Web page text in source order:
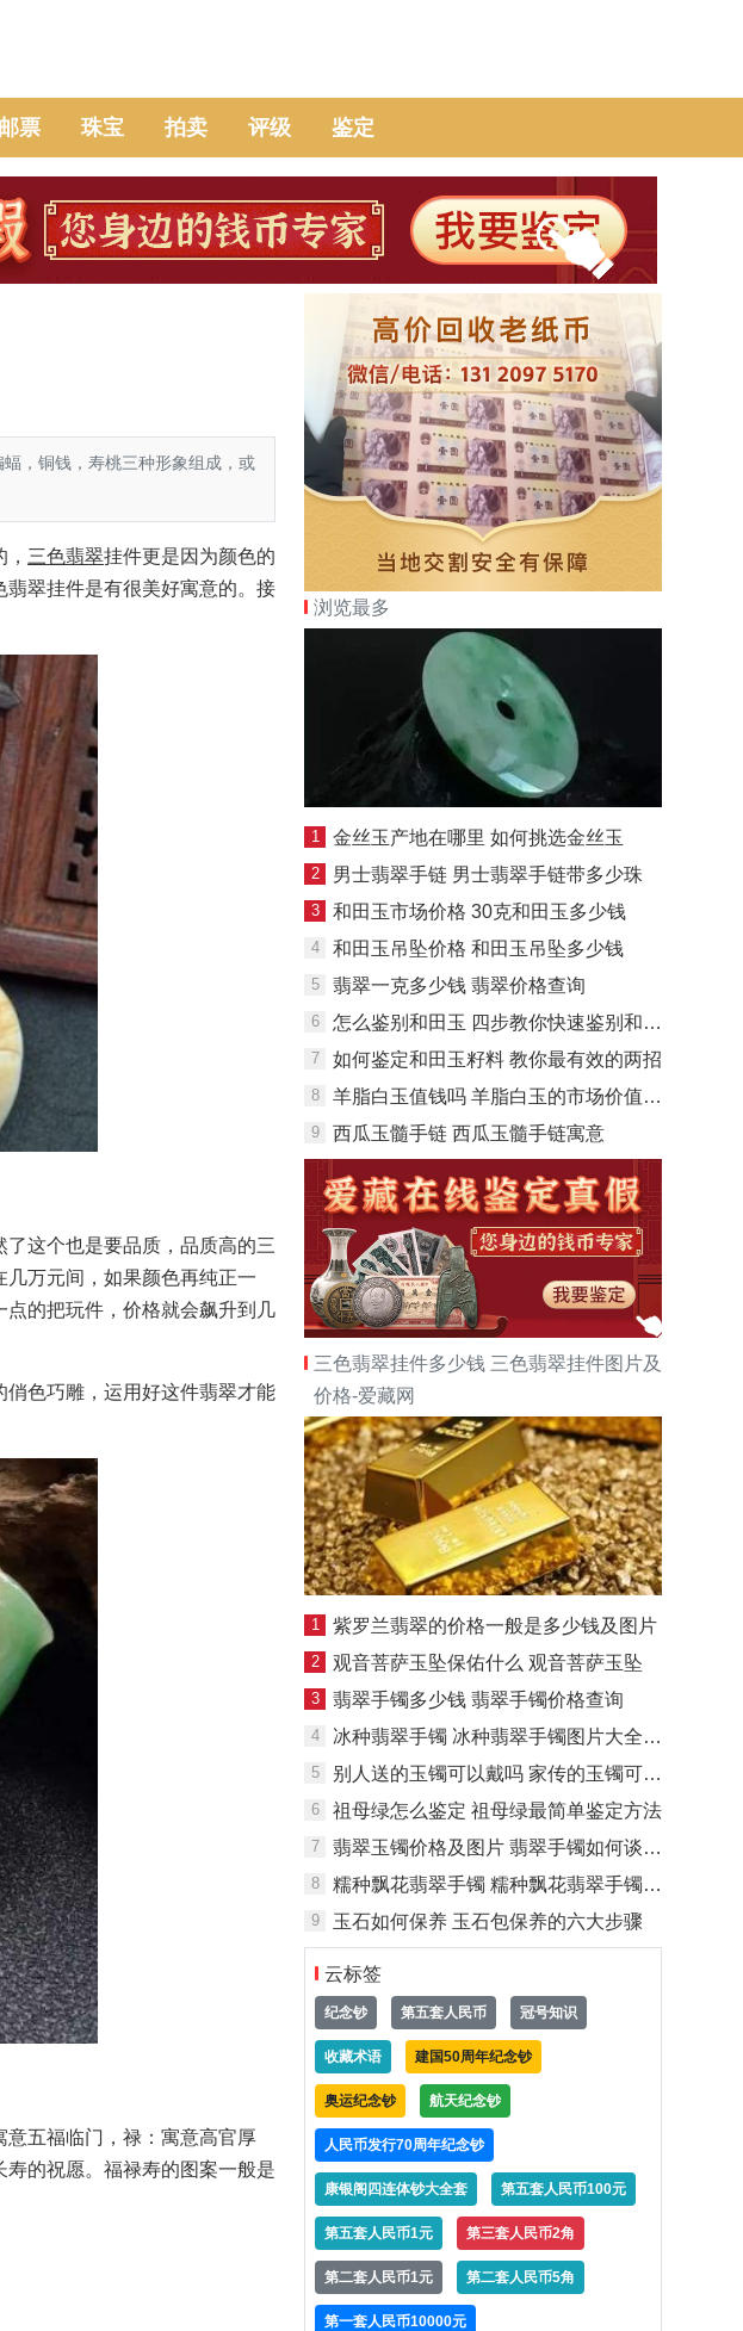
邮票 珠宝 拍卖 评级 鉴定
，铜钱，寿桃三种形象组成，或
三色翡翠挂件更是因为颜色的
翠挂件是有很美好寓意的。接
这个也是要品质，品质高的三
万元间，如果颜色再纯正一
的把玩件，价格就会飙升到几
色巧雕，运用好这件翡翠才能
五福临门，禄：寓意高官厚
的祝愿。福禄寿的图案一般是
浏览最多
1 金丝玉产地在哪里 如何挑选金丝玉
2 男士翡翠手链 男士翡翠手链带多少珠
3 和田玉市场价格 30克和田玉多少钱
4 和田玉吊坠价格 和田玉吊坠多少钱
5 翡翠一克多少钱 翡翠价格查询
6 怎么鉴别和田玉 四步教你快速鉴别和田玉
7 如何鉴定和田玉籽料 教你最有效的两招
8 羊脂白玉值钱吗 羊脂白玉的市场价值分析
9 西瓜玉髓手链 西瓜玉髓手链寓意
三色翡翠挂件多少钱 三色翡翠挂件图片及
价格-爱藏网
1 紫罗兰翡翠的价格一般是多少钱及图片
2 观音菩萨玉坠保佑什么 观音菩萨玉坠
3 翡翠手镯多少钱 翡翠手镯价格查询
4 冰种翡翠手镯 冰种翡翠手镯图片大全及价格
5 别人送的玉镯可以戴吗 家传的玉镯可以戴吗
6 祖母绿怎么鉴定 祖母绿最简单鉴定方法
7 翡翠玉镯价格及图片 翡翠手镯如何谈价格
8 糯种飘花翡翠手镯 糯种飘花翡翠手镯能带透吗
9 玉石如何保养 玉石包保养的六大步骤
云标签
纪念钞 第五套人民币 冠号知识
收藏术语 建国50周年纪念钞
奥运纪念钞 航天纪念钞
人民币发行70周年纪念钞
康银阁四连体钞大全套 第五套人民币100元
第五套人民币1元 第三套人民币2角
第二套人民币1元 第二套人民币5角
第一套人民币10000元